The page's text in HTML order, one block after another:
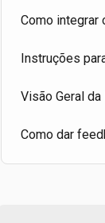
Como integrar
Instruções
Visão Geral
Como dar